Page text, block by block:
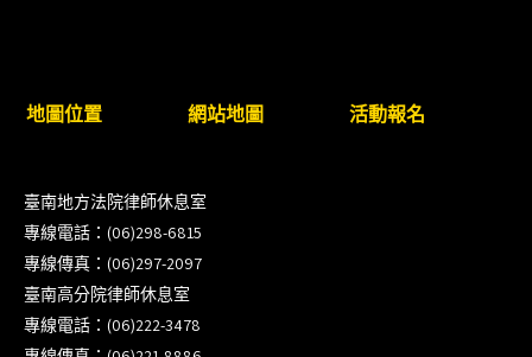
臺南高分院8/28(五)下午舉辦「家庭關係中的正當防
衛」課程(8/12前向本會報名,實體)
8/22~23「平反再導航:2026台灣冤平反協會年度論
壇｣
【重要公告】115年職場霸凌調查專業人才(律師)培
訓課程（雲嘉南場）錄取通知已發送
地圖位置 網站地圖 活動報名
臺南地方法院律師休息室
專線電話：(06)298-6815
專線傳真：(06)297-2097
臺南高分院律師休息室
專線電話：(06)222-3478